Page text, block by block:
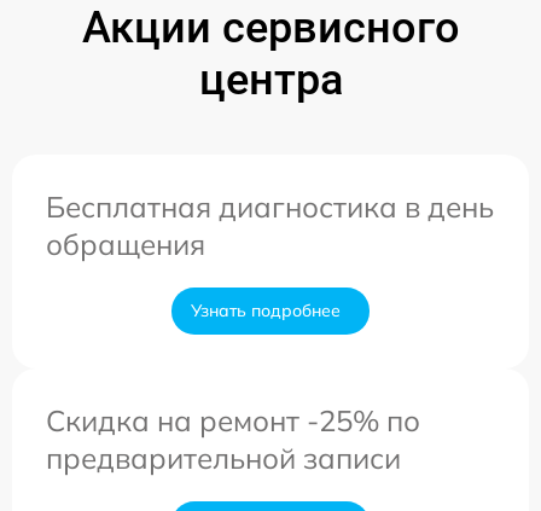
Акции сервисного
центра
Бесплатная диагностика в день
обращения
Узнать подробнее
Скидка на ремонт -25% по
предварительной записи